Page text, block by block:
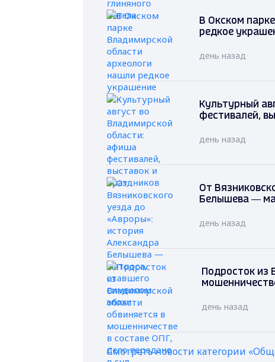
В Окском
редкое
день назад
Культурный
фестивалей,
день назад
От
Белышева —
день назад
Подросток из
день назад
Смотреть новости категории